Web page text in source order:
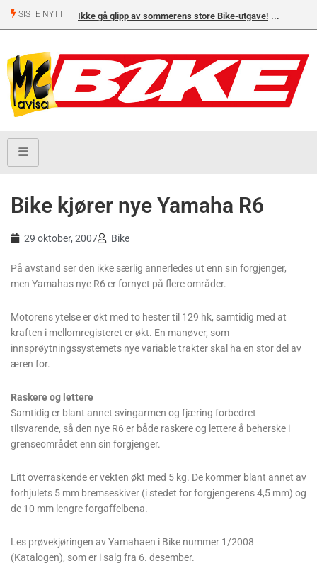
SISTE NYTT Ikke gå glipp av sommerens store Bike-utgave!
Bike kjører nye Yamaha R6
29 oktober, 2007 Bike
På avstand ser den ikke særlig annerledes ut enn sin forgjenger,
men Yamahas nye R6 er fornyet på flere områder.
Motorens ytelse er økt med to hester til 129 hk, samtidig med at
kraften i mellomregisteret er økt. En manøver, som
innsprøytningssystemets nye variable trakter skal ha en stor del av
æren for.
Raskere og lettere
Samtidig er blant annet svingarmen og fjæring forbedret
tilsvarende, så den nye R6 er både raskere og lettere å beherske i
grenseområdet enn sin forgjenger.
Litt overraskende er vekten økt med 5 kg. De kommer blant annet av
forhjulets 5 mm bremseskiver (i stedet for forgjengerens 4,5 mm) og
de 10 mm lengre forgaffelbena.
Les prøvekjøringen av Yamahaen i Bike nummer 1/2008
(Katalogen), som er i salg fra 6. desember.